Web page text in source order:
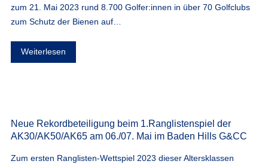
zum 21. Mai 2023 rund 8.700 Golfer:innen in über 70 Golfclubs
zum Schutz der Bienen auf…
Weiterlesen
Neue Rekordbeteiligung beim 1.Ranglistenspiel der
AK30/AK50/AK65 am 06./07. Mai im Baden Hills G&CC
Zum ersten Ranglisten-Wettspiel 2023 dieser Altersklassen